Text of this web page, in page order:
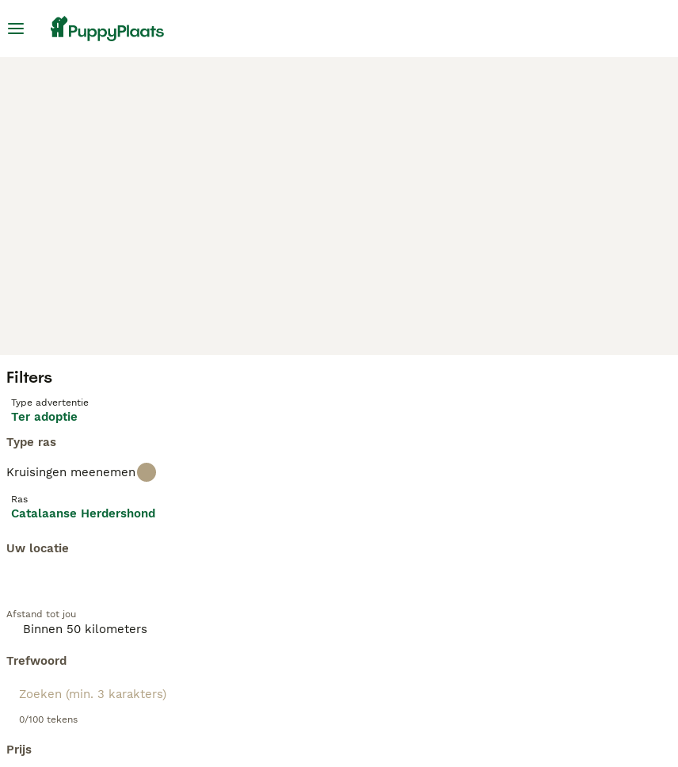
Filters
Type advertentie
Ter adoptie
Type ras
Kruisingen meenemen
Ras
Catalaanse Herdershond
Uw locatie
Afstand tot jou
Trefwoord
0/100 tekens
Prijs